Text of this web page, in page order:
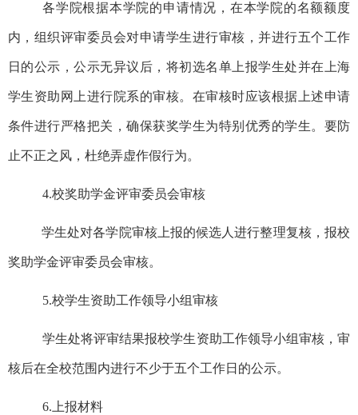
各学院根据本学院的申请情况，在本学院的名额额度
内，组织评审委员会对申请学生进行审核，并进行五个工作
日的公示，公示无异议后，将初选名单上报学生处并在上海
学生资助网上进行院系的审核。在审核时应该根据上述申请
条件进行严格把关，确保获奖学生为特别优秀的学生。要防
止不正之风，杜绝弄虚作假行为。
4.校奖助学金评审委员会审核
学生处对各学院审核上报的候选人进行整理复核，报校
奖助学金评审委员会审核。
5.校学生资助工作领导小组审核
学生处将评审结果报校学生资助工作领导小组审核，审
核后在全校范围内进行不少于五个工作日的公示。
6.上报材料